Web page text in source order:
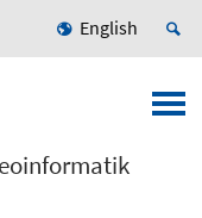
English